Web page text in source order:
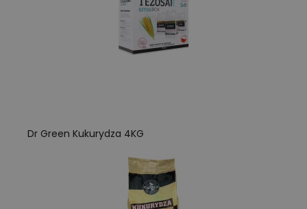
Dr Green Kukurydza 4KG